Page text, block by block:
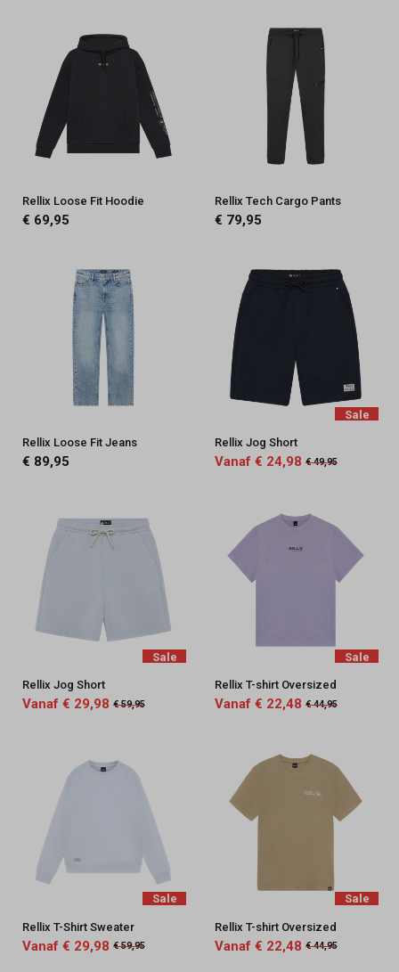
Rellix Loose Fit Hoodie
€ 69,95
Rellix Tech Cargo Pants
€ 79,95
Rellix Loose Fit Jeans
€ 89,95
Sale
Rellix Jog Short
Vanaf € 24,98 € 49,95
Sale
Rellix Jog Short
Vanaf € 29,98 € 59,95
Sale
Rellix T-shirt Oversized
Vanaf € 22,48 € 44,95
Sale
Rellix T-Shirt Sweater
Vanaf € 29,98 € 59,95
Sale
Rellix T-shirt Oversized
Vanaf € 22,48 € 44,95